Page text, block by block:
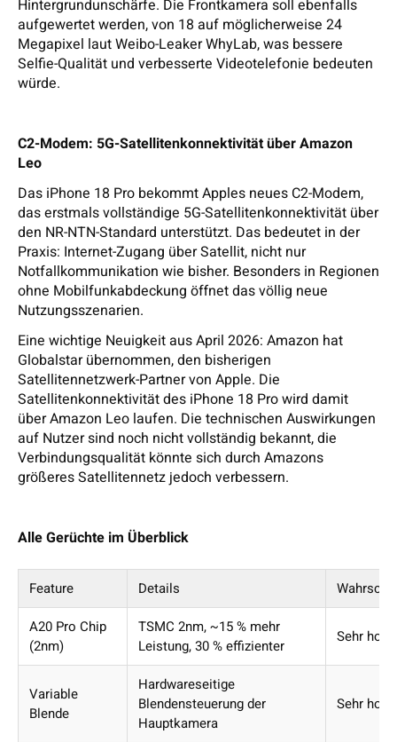
Hintergrundunschärfe. Die Frontkamera soll ebenfalls
aufgewertet werden, von 18 auf möglicherweise 24
Megapixel laut Weibo-Leaker WhyLab, was bessere
Selfie-Qualität und verbesserte Videotelefonie bedeuten
würde.
C2-Modem: 5G-Satellitenkonnektivität über Amazon
Leo
Das iPhone 18 Pro bekommt Apples neues C2-Modem,
das erstmals vollständige 5G-Satellitenkonnektivität über
den NR-NTN-Standard unterstützt. Das bedeutet in der
Praxis: Internet-Zugang über Satellit, nicht nur
Notfallkommunikation wie bisher. Besonders in Regionen
ohne Mobilfunkabdeckung öffnet das völlig neue
Nutzungsszenarien.
Eine wichtige Neuigkeit aus April 2026: Amazon hat
Globalstar übernommen, den bisherigen
Satellitennetzwerk-Partner von Apple. Die
Satellitenkonnektivität des iPhone 18 Pro wird damit
über Amazon Leo laufen. Die technischen Auswirkungen
auf Nutzer sind noch nicht vollständig bekannt, die
Verbindungsqualität könnte sich durch Amazons
größeres Satellitennetz jedoch verbessern.
Alle Gerüchte im Überblick
Feature Details
A20 Pro Chip
(2nm)
TSMC 2nm, ~15 % mehr
Leistung, 30 % effizienter
Sehr
Variable
Blende
Hardwareseitige
Blendensteuerung der
Hauptkamera
Sehr